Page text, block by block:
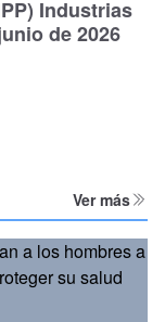
Industrias
de 2026
Ver más